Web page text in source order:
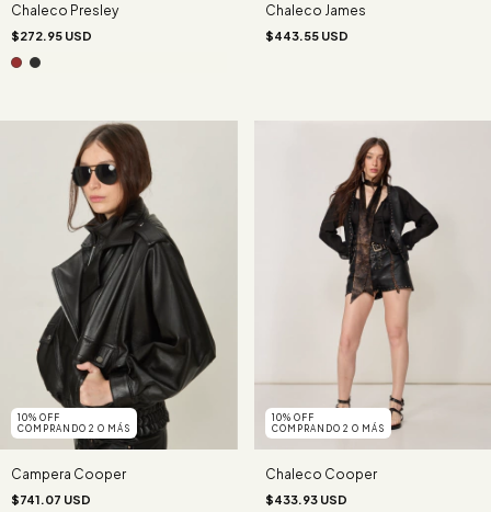
Chaleco Presley
$272.95 USD
Chaleco James
$443.55 USD
10% OFF
COMPRANDO 2 O MÁS
Campera Cooper
$741.07 USD
10% OFF
COMPRANDO 2 O MÁS
Chaleco Cooper
$433.93 USD